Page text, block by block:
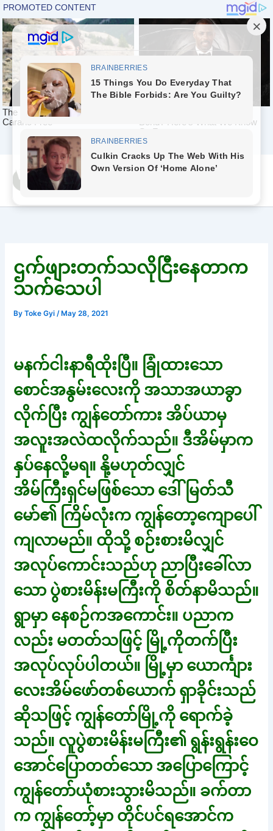
content
Yeah Celeb [အပြာ
ဌက်ဖျားတက်သလိုငြီးနေတာက
သက်သေပါ
ByToke Gyi /May 28, 2021
မနက်ငါးနာရီထိုးပြီ။ ခြုံထားသော
စောင်အနွမ်းလေးကို အသာအယာခွာ
လိုက်ပြီး ကျွန်တော်ကား အိပ်ယာမှ
အလူးအလဲထလိုက်သည်။ ဒီအိမ်မှာက
နှပ်နေလို့မရ။ နို့မဟုတ်လျှင်
အိမ်ကြီးရှင်မဖြစ်သော ဒေါ်မြတ်သီ
မော်၏ ကြိမ်လုံးက ကျွန်တော့ကျောပေါ်
ကျလာမည်။ ထိုသို့ စဉ်းစားမိလျှင်
အလုပ်ကောင်းသည်ဟု ညာပြီးခေါ်လာ
သော ပွဲစားမိန်းမကြီးကို စိတ်နာမိသည်။
ရွာမှာ နေစဉ်ကအကောင်း။ ပညာက
လည်း မတတ်သဖြင့် မြို့ကိုတက်ပြီး
အလုပ်လုပ်ပါတယ်။ မြို့မှာ ယောင်္ကျား
လေးအိမ်ဖော်တစ်ယောက် ရှာခိုင်းသည်
ဆိုသဖြင့် ကျွန်တော်မြို့ကို ရောက်ခဲ့
သည်။ လူပွဲစားမိန်းမကြီး၏ ရွန်းရွန်းဝေ
အောင်ပြောတတ်သော အပြောကြောင့်
ကျွန်တော်ယုံစားသွားမိသည်။ ခက်တာ
က ကျွန်တော့်မှာ တိုင်ပင်ရအောင်က